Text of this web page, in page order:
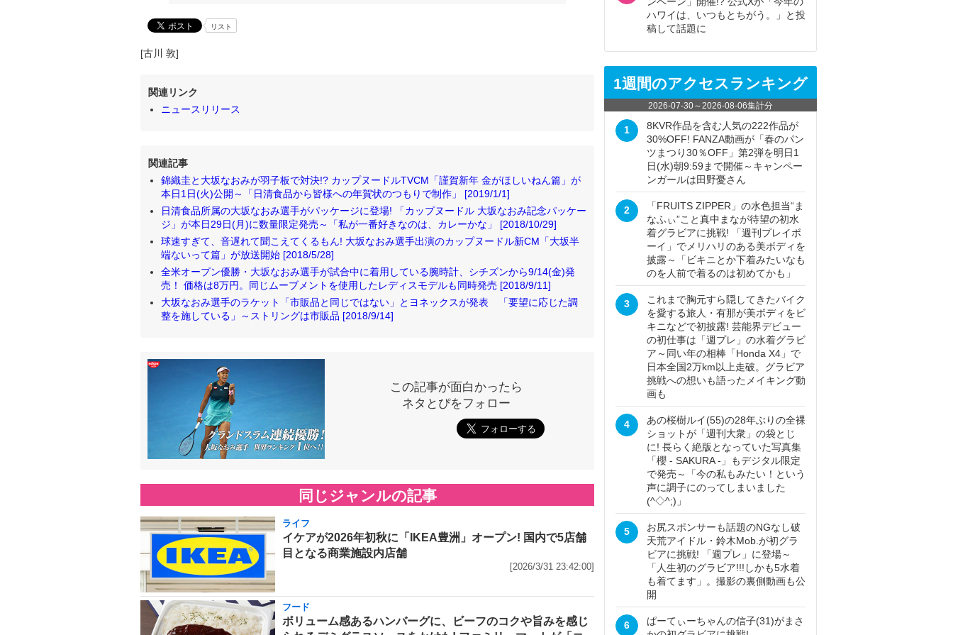
リスト
[古川 敦]
関連リンク
ニュースリリース
関連記事
錦織圭と大坂なおみが羽子板で対決!? カップヌードルTVCM「謹賀新年 金がほしいねん篇」が
本日1日(火)公開～「日清食品から皆様への年賀状のつもりで制作」 [2019/1/1]
日清食品所属の大坂なおみ選手がパッケージに登場! 「カップヌードル 大坂なおみ記念パッケー
ジ」が本日29日(月)に数量限定発売～「私が一番好きなのは、カレーかな」 [2018/10/29]
球速すぎて、音遅れて聞こえてくるもん! 大坂なおみ選手出演のカップヌードル新CM「大坂半
端ないって篇」が放送開始 [2018/5/28]
全米オープン優勝・大坂なおみ選手が試合中に着用している腕時計、シチズンから9/14(金)発
売！ 価格は8万円。同じムーブメントを使用したレディスモデルも同時発売 [2018/9/11]
大坂なおみ選手のラケット「市販品と同じではない」とヨネックスが発表 「要望に応じた調
整を施している」～ストリングは市販品 [2018/9/14]
この記事が面白かったら
ネタとぴをフォロー
同じジャンルの記事
ライフ
イケアが2026年初秋に「IKEA豊洲」オープン! 国内で5店舗
目となる商業施設内店舗
[2026/3/31 23:42:00]
フード
ボリューム感あるハンバーグに、ビーフのコクや旨みを感じ
ハワイは、いつもとちがう。」と投
稿して話題に
1週間のアクセスランキング
2026-07-30～2026-08-06集計分
1
8KVR作品を含む人気の222作品が
30%OFF! FANZA動画が「春のパン
ツまつり30％OFF」第2弾を明日1
日(水)朝9:59まで開催～キャンペー
ンガールは田野憂さん
2
「FRUITS ZIPPER」の水色担当“ま
なふぃ”こと真中まなが待望の初水
着グラビアに挑戦! 「週刊プレイボ
ーイ」でメリハリのある美ボディを
披露～「ビキニとか下着みたいなも
のを人前で着るのは初めてかも」
3
これまで胸元すら隠してきたバイク
を愛する旅人・有那が美ボディをビ
キニなどで初披露! 芸能界デビュー
の初仕事は「週プレ」の水着グラビ
ア～同い年の相棒「Honda X4」で
日本全国2万km以上走破。グラビア
挑戦への想いも語ったメイキング動
画も
4
あの桜樹ルイ(55)の28年ぶりの全裸
ショットが「週刊大衆」の袋とじ
に! 長らく絶版となっていた写真集
「櫻 - SAKURA -」もデジタル限定
で発売～「今の私もみたい！という
声に調子にのってしまいました
(^◇^;)」
5
お尻スポンサーも話題のNGなし破
天荒アイドル・鈴木Mob.が初グラ
ビアに挑戦! 「週プレ」に登場～
「人生初のグラビア!!!しかも5水着
も着てます」。撮影の裏側動画も公
開
6
ぱーてぃーちゃんの信子(31)がまさ